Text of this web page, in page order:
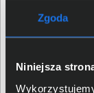
Zgoda
Niniejsza
Producent